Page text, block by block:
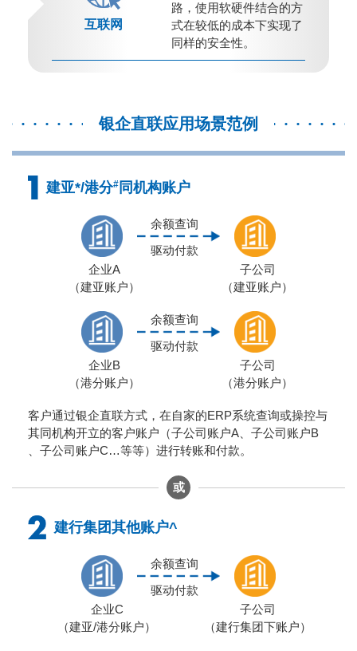
互联网
路，使用软硬件结合的方
式在较低的成本下实现了
同样的安全性。
银企直联应用场景范例
建亚*/港分#同机构账户
企业A
（建亚账户）
余额查询
驱动付款
子公司
（建亚账户）
企业B
（港分账户）
余额查询
驱动付款
子公司
（港分账户）
客户通过银企直联方式，在自家的ERP系统查询或操控与
其同机构开立的客户账户（子公司账户A、子公司账户B
、子公司账户C…等等）进行转账和付款。
或
建行集团其他账户^
企业C
（建亚/港分账户）
余额查询
驱动付款
子公司
（建行集团下账户）